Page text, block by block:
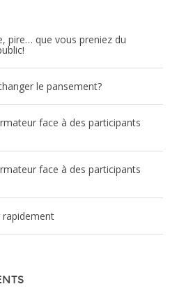
le pansement?
rapidement